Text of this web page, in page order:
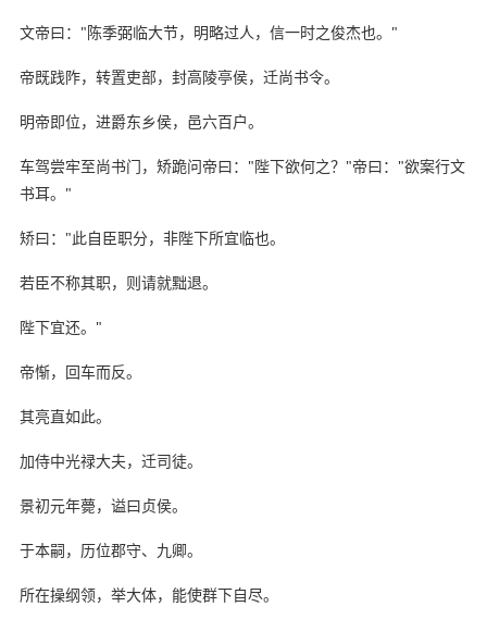
文帝曰："陈季弼临大节，明略过人，信一时之俊杰也。"
帝既践阼，转置吏部，封高陵亭侯，迁尚书令。
明帝即位，进爵东乡侯，邑六百户。
车驾尝牢至尚书门，矫跪问帝曰："陛下欲何之？"帝曰："欲案行文
书耳。"
矫曰："此自臣职分，非陛下所宜临也。
若臣不称其职，则请就黜退。
陛下宜还。"
帝惭，回车而反。
其亮直如此。
加侍中光禄大夫，迁司徒。
景初元年薨，谥曰贞侯。
于本嗣，历位郡守、九卿。
所在操纲领，举大体，能使群下自尽。